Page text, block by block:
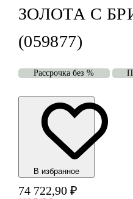
ЗОЛОТА С
(059877)
Рассрочка без %
В избранноe
74 722,90 ₽